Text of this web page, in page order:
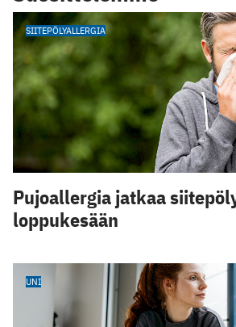
SIITEPÖLYALLERGIA
Pujoallergia jatkaa
loppukesään
UNI